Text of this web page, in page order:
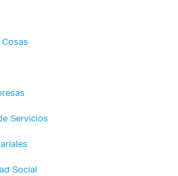
Cosas
Servicios
Social